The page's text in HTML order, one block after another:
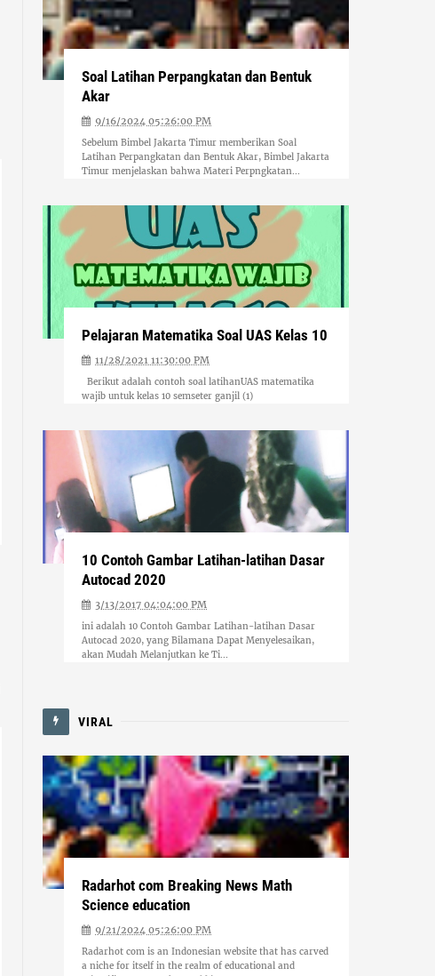
Soal Latihan Perpangkatan dan Bentuk
Akar
9/16/2024 05:26:00 PM
Sebelum Bimbel Jakarta Timur memberikan Soal
Latihan Perpangkatan dan Bentuk Akar, Bimbel Jakarta
Timur menjelaskan bahwa Materi Perpngkatan...
Pelajaran Matematika Soal UAS Kelas 10
11/28/2021 11:30:00 PM
Berikut adalah contoh soal latihanUAS matematika
wajib untuk kelas 10 semseter ganjil (1)
10 Contoh Gambar Latihan-latihan Dasar
Autocad 2020
3/13/2017 04:04:00 PM
ini adalah 10 Contoh Gambar Latihan-latihan Dasar
Autocad 2020, yang Bilamana Dapat Menyelesaikan,
akan Mudah Melanjutkan ke Ti...
VIRAL
Radarhot com Breaking News Math
Science education
9/21/2024 05:26:00 PM
Radarhot com is an Indonesian website that has carved
a niche for itself in the realm of educational and